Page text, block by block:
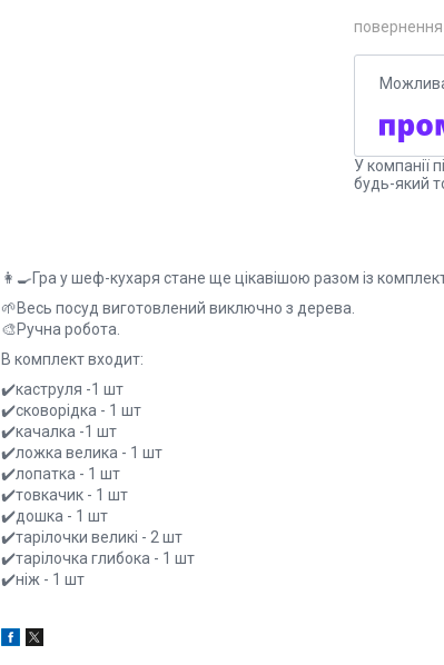
У компанії
будь-який
👩‍🍳Гра у шеф-кухаря стане ще цікавішою разом із
🌱Весь посуд виготовлений виключно з дерева.
🎨Ручна робота.
В комплект входит:
✔️каструля -1 шт
✔️сковорідка - 1 шт
✔️качалка -1 шт
✔️ложка велика - 1 шт
✔️лопатка - 1 шт
✔️товкачик - 1 шт
✔️дошка - 1 шт
✔️тарілочки великі - 2 шт
✔️тарілочка глибока - 1 шт
✔️ніж - 1 шт